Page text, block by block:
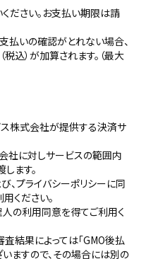
ださい。お支払い期限は請
払いの確認がとれない場合、
込）が加算されます。（最大
株式会社が提供する決済サ
社に対しサービスの範囲内
ます。
、プライバシーポリシーに同
ください。
の利用同意を得てご利用く
査結果によっては「GMO後払
ますので、その場合には別の